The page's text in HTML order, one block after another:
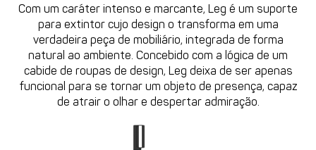
Com um caráter intenso e marcante, Leg é um suporte
para extintor cujo design o transforma em uma
verdadeira peça de mobiliário, integrada de forma
natural ao ambiente. Concebido com a lógica de um
cabide de roupas de design, Leg deixa de ser apenas
funcional para se tornar um objeto de presença, capaz
de atrair o olhar e despertar admiração.